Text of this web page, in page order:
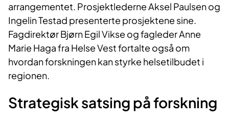
arrangementet. Prosjektlederne Aksel Paulsen og
Ingelin Testad presenterte prosjektene sine.
Fagdirektør Bjørn Egil Vikse og fagleder Anne
Marie Haga fra Helse Vest fortalte også om
hvordan forskningen kan styrke helsetilbudet i
regionen.
Strategisk satsing på forskning